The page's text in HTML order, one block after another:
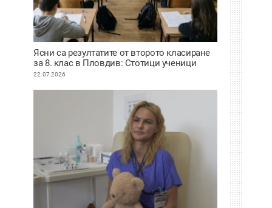
Ясни са резултатите от второто класиране
за 8. клас в Пловдив: Стотици ученици
сбъднаха мечтата си за по-предно желание
22.07.2026